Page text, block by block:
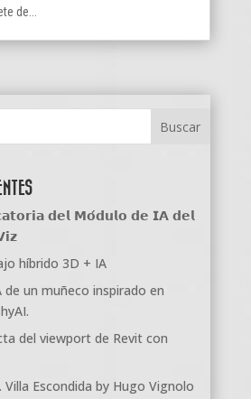
de...
𝗱𝗲𝗹 𝗠𝗼́𝗱𝘂𝗹𝗼 𝗱𝗲 𝗜𝗔 𝗱𝗲𝗹
híbrido 3D + IA
un muñeco inspirado en
del viewport de Revit con
Escondida by Hugo Vignolo